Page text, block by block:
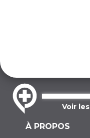
Voir
À PROPOS